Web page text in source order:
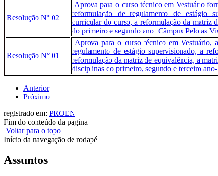
Resolução N° 02
Aprova para o curso técnico em Vestuário
reformulação de regulamento de estágio
curricular do curso, a reformulação da matriz
do primeiro e segundo ano- Câmpus Pelotas
Resolução N° 01
Aprova para o curso técnico em Vestuário,
regulamento de estágio supervisionado, a
reformulação da matriz de equivalência, a
disciplinas do primeiro, segundo e terceiro
Anterior
Próximo
registrado em: PROEN
Fim do conteúdo da página
Voltar para o topo
Início da navegação de rodapé
Assuntos